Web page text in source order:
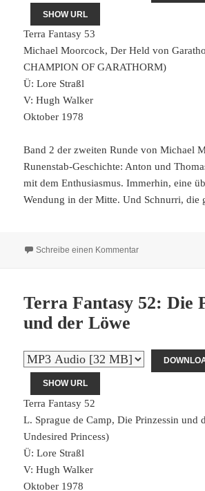
SHOW URL
Terra Fantasy 53
Michael Moorcock, Der Held von
CHAMPION OF GARATHORM)
Ü: Lore Straßl
V: Hugh Walker
Oktober 1978
Band 2 der zweiten Runde von Michael
Runenstab-Geschichte: Anton und
mit dem Enthusiasmus. Immerhin, eine
Wendung in der Mitte. Und Schnurri, die
Schreibe einen Kommentarzu Terra Fantasy
Terra Fantasy 52: Die
und der Löwe
SHOW URL
Terra Fantasy 52
L. Sprague de Camp, Die Prinzessin und
Undesired Princess)
Ü: Lore Straßl
V: Hugh Walker
Oktober 1978